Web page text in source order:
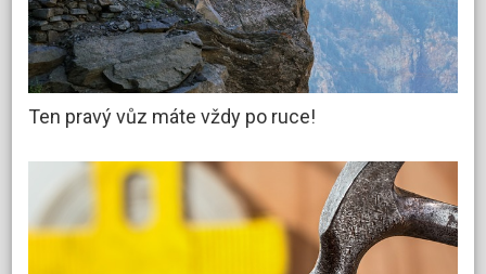
Ten pravý vůz máte vždy po ruce!